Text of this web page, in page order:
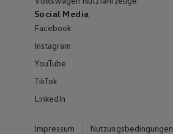
Social Media
Facebook
Instagram
YouTube
TikTok
LinkedIn
Impressum
Nutzungsbedingungen